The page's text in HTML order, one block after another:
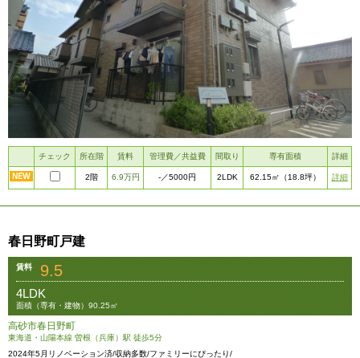
チェック 所在階 賃料 管理費／共益費 間取り 専有面積 詳細
2階 6.9万円 -／5000円 2LDK 62.15㎡ （18.8坪） 詳細
春日野町戸建
賃料 9.5
4LDK
面積（専有・建物）90.25㎡
高砂市春日野町
東海道・山陽本線 曽根（兵庫）駅 徒歩5分
2024年5月リノベーション済/収納多数/ファミリーにぴったり/